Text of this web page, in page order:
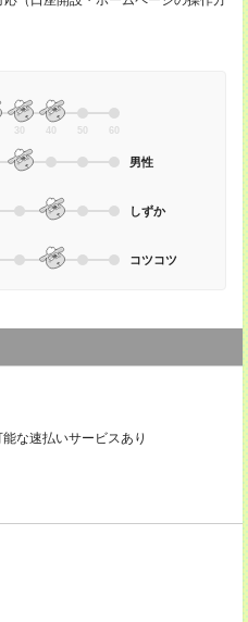
30 40 50 60
男性
しずか
コツコツ
な速払いサービスあり